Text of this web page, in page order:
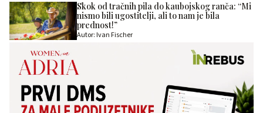
Skok od tračnih pila do kaubojskog ranča: “Mi
nismo bili ugostitelji, ali to nam je bila
prednost!”
Autor: Ivan Fischer